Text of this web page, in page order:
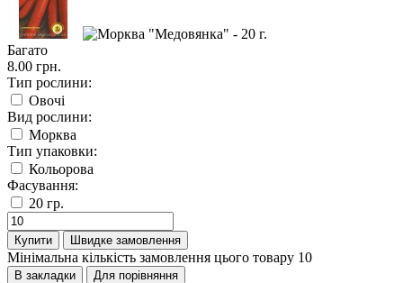
Багато
8.00 грн.
Тип рослини:
Овочі
Вид рослини:
Морква
Тип упаковки:
Кольорова
Фасування:
20 гр.
Купити Швидке замовлення
Мінімальна кількість замовлення цього товару 10
В закладки Для порівняння